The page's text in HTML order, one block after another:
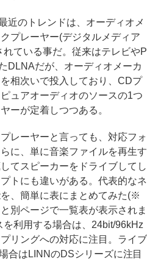
のトレンドは、オーディオメ
プレーヤー(デジタルメディア
ている事だ。従来はテレビやP
DLNAだが、オーディオメーカ
相次いで投入しており、CDプ
ュアオーディオのソースの1つ
ーが定着しつつある。
レーヤーと言っても、対応フォ
に、単に音楽ファイルを再生す
てスピーカーをドライブしてし
トにも違いがある。代表的なネ
、簡単に表にまとめてみた(※
別ページで一覧表が表示されま
利用する場合は、24bit/96kHz
リングへの対応に注目。ライブ
合はLINNのDSシリーズに注目